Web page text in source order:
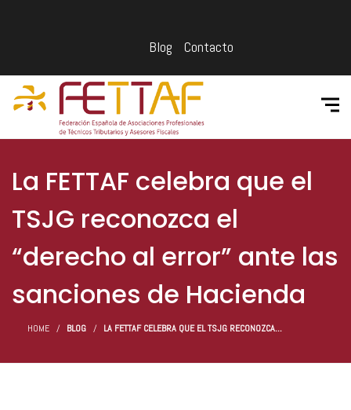
Blog Contacto
La FETTAF celebra que el
TSJG reconozca el
“derecho al error” ante las
sanciones de Hacienda
HOME BLOG LA FETTAF CELEBRA QUE EL TSJG RECONOZCA...